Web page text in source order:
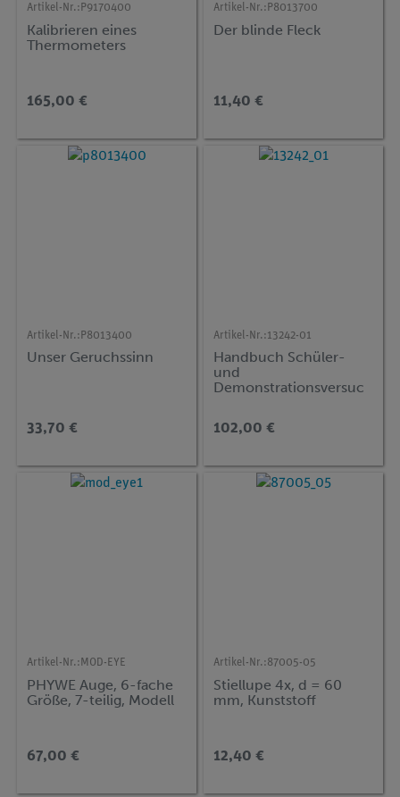
Artikel-Nr.: P9170400
Kalibrieren eines
Thermometers
165,00 €
Artikel-Nr.: P8013700
Der blinde Fleck
11,40 €
Artikel-Nr.: P8013400
Unser Geruchssinn
33,70 €
Artikel-Nr.:13242-01
Handbuch Schüler-
und
Demonstrationsversuc
Naturwissenschaften
102,00 €
Artikel-Nr.: MOD-EYE
PHYWE Auge, 6-fache
Größe, 7-teilig, Modell
67,00 €
Artikel-Nr.:87005-05
Stiellupe 4x, d = 60
mm, Kunststoff
12,40 €